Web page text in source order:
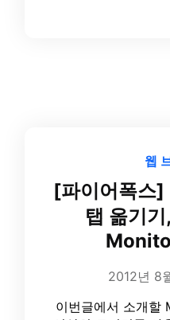
웹
[파이어폭스]
탭 옮기
2012년 8
이번글에서 소개